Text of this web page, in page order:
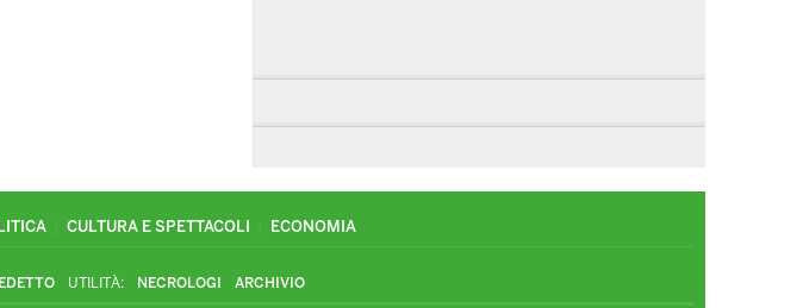
CULTURA E SPETTACOLI ECONOMIA
UTILITÀ: NECROLOGI ARCHIVIO